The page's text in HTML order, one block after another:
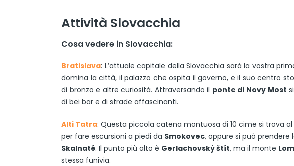
Attività Slovacchia
Cosa vedere in Slovacchia:
Bratislava: L’attuale capitale della Slovacchia sarà la vostra
domina la città, il palazzo che ospita il governo, e il suo centro
di bronzo e altre curiosità. Attraversando il ponte di Novy Most
di bei bar e di strade affascinanti.
Alti Tatra: Questa piccola catena montuosa di 10 cime si trova
per fare escursioni a piedi da Smokovec, oppure si può prendere
Skalnaté. Il punto più alto è Gerlachovský štít, ma il monte
stessa funivia.